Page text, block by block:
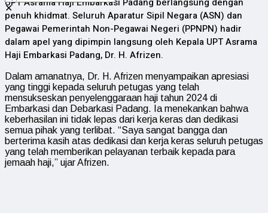
✕
penuh khidmat. Seluruh Aparatur Sipil Negara (ASN) dan
Pegawai Pemerintah Non-Pegawai Negeri (PPNPN) hadir
dalam apel yang dipimpin langsung oleh Kepala UPT Asrama
Haji Embarkasi Padang, Dr. H. Afrizen.
Dalam amanatnya, Dr. H. Afrizen menyampaikan apresiasi
yang tinggi kepada seluruh petugas yang telah
mensukseskan penyelenggaraan haji tahun 2024 di
Embarkasi dan Debarkasi Padang. Ia menekankan bahwa
keberhasilan ini tidak lepas dari kerja keras dan dedikasi
semua pihak yang terlibat. “Saya sangat bangga dan
berterima kasih atas dedikasi dan kerja keras seluruh petugas
yang telah memberikan pelayanan terbaik kepada para
jemaah haji,” ujar Afrizen.